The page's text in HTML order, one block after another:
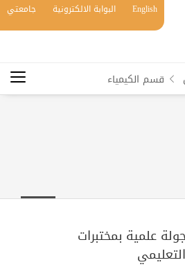
English البوابة الالكترونية جامعتي
قسم الكيمياء
علمية بمختبرات